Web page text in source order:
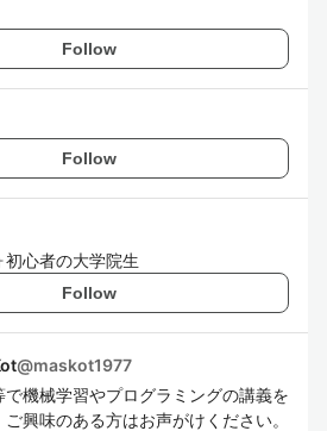
Follow
Follow
心者の大学院生
Follow
@maskot1977
で機械学習やプログラミングの講義を
興味のある方はお声がけください。